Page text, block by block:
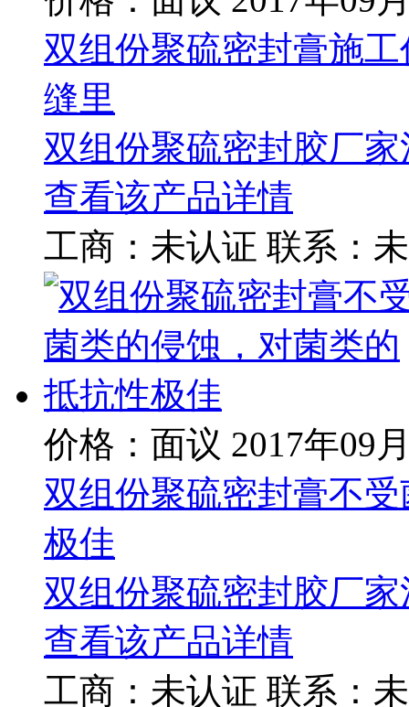
双组份聚硫密封膏施
缝里
双组份聚硫密封胶厂
查看该产品详情
工商： 未认证 联系：
价格：面议 2017年09
双组份聚硫密封膏不
极佳
双组份聚硫密封胶厂
查看该产品详情
工商： 未认证 联系：